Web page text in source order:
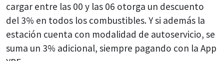
cargar entre las 00 y las 06 otorga un descuento
del 3% en todos los combustibles. Y si además la
estación cuenta con modalidad de autoservicio, se
suma un 3% adicional, siempre pagando con la App